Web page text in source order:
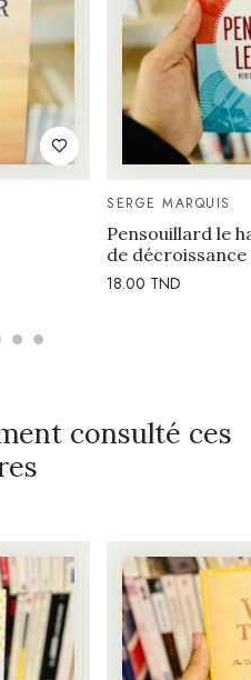
SERGE MARQUIS
Pensouillard le
de
18.00 TND
consulté ces